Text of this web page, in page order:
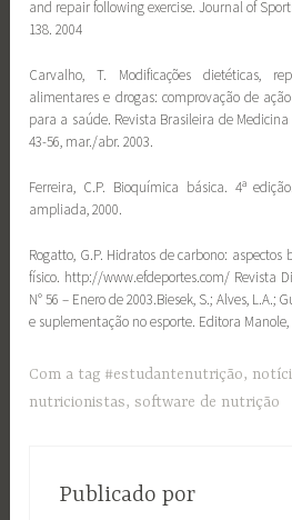
and repair following exercise. Journal of
138. 2004
Carvalho, T. Modificações dietéticas,
alimentares e drogas: comprovação de
para a saúde. Revista Brasileira de Medicina
43-56, mar./abr. 2003.
Ferreira, C.P. Bioquímica básica. 4ª
ampliada, 2000.
Rogatto, G.P. Hidratos de carbono: aspectos
físico. http://www.efdeportes.com/ Revista
N° 56 – Enero de 2003.Biesek, S.; Alves, L.A.;
e suplementação no esporte. Editora Manole,
Com a tag #estudantenutrição,
nutricionistas,software de nutrição
Publicado por